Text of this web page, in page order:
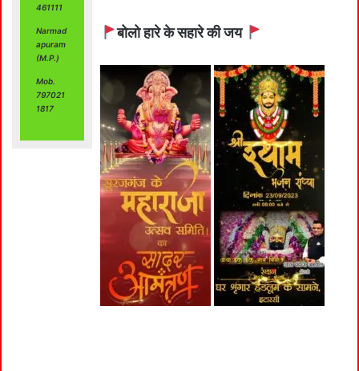
461111
Narmad
apuram
(M.P.)
Mob.
797021
1817
बोलो हारे के सहारे की जय